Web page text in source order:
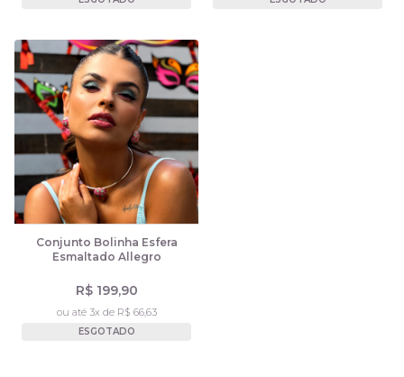
Conjunto Bolinha Esfera
Esmaltado Allegro
R$ 199,90
ou até 3x de R$ 66,63
ESGOTADO